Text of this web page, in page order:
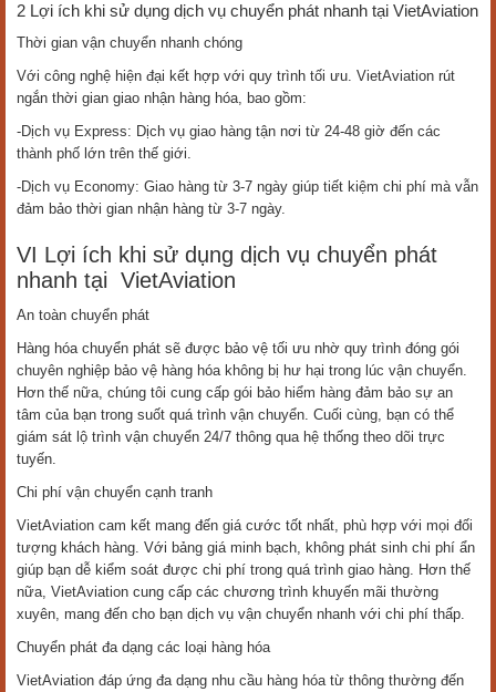
2 Lợi ích khi sử dụng dịch vụ chuyển phát nhanh tại VietAviation
Thời gian vận chuyển nhanh chóng
Với công nghệ hiện đại kết hợp với quy trình tối ưu. VietAviation rút
ngắn thời gian giao nhận hàng hóa, bao gồm:
-Dịch vụ Express: Dịch vụ giao hàng tận nơi từ 24-48 giờ đến các
thành phố lớn trên thế giới.
-Dịch vụ Economy: Giao hàng từ 3-7 ngày giúp tiết kiệm chi phí mà vẫn
đảm bảo thời gian nhận hàng từ 3-7 ngày.
VI Lợi ích khi sử dụng dịch vụ chuyển phát
nhanh tại VietAviation
An toàn chuyển phát
Hàng hóa chuyển phát sẽ được bảo vệ tối ưu nhờ quy trình đóng gói
chuyên nghiệp bảo vệ hàng hóa không bị hư hại trong lúc vận chuyển.
Hơn thế nữa, chúng tôi cung cấp gói bảo hiểm hàng đảm bảo sự an
tâm của bạn trong suốt quá trình vận chuyển. Cuối cùng, bạn có thể
giám sát lộ trình vận chuyển 24/7 thông qua hệ thống theo dõi trực
tuyến.
Chi phí vận chuyển cạnh tranh
VietAviation cam kết mang đến giá cước tốt nhất, phù hợp với mọi đối
tượng khách hàng. Với bảng giá minh bạch, không phát sinh chi phí ẩn
giúp bạn dễ kiểm soát được chi phí trong quá trình giao hàng. Hơn thế
nữa, VietAviation cung cấp các chương trình khuyến mãi thường
xuyên, mang đến cho bạn dịch vụ vận chuyển nhanh với chi phí thấp.
Chuyển phát đa dạng các loại hàng hóa
VietAviation đáp ứng đa dạng nhu cầu hàng hóa từ thông thường đến